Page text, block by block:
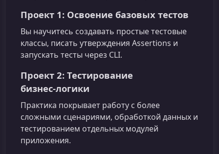
Проект 1: Освоение базовых тестов
Вы научитесь создавать простые тестовые
классы, писать утверждения Assertions и
запускать тесты через CLI.
Проект 2: Тестирование
бизнес‑логики
Практика покрывает работу с более
сложными сценариями, обработкой данных и
тестированием отдельных модулей
приложения.